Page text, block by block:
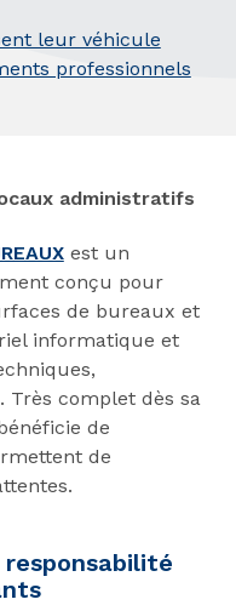
leur véhicule
professionnels
administratifs
est un
conçu pour
de bureaux et
informatique et
complet dès sa
de
de